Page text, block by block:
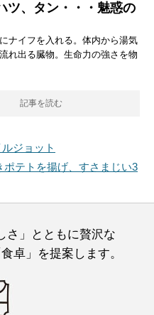
ツ、タン・・・魅惑の
ナイフを入れる。体内から湯気
れ出る臓物。生命力の強さを物
記事を読む
ジョット
テトを揚げ、すさまじい3
さ」とともに贅沢な
卓」を提案します。